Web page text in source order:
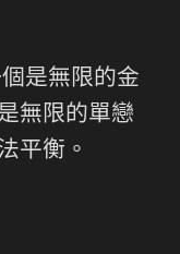
是無限的金
無限的單戀
平衡。